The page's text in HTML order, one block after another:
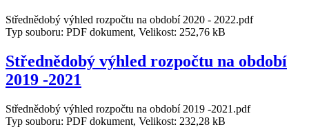
Střednědobý výhled rozpočtu na období 2020 - 2022.pdf
Typ souboru: PDF dokument, Velikost: 252,76 kB
Střednědobý výhled rozpočtu na období
2019 -2021
Střednědobý výhled rozpočtu na období 2019 -2021.pdf
Typ souboru: PDF dokument, Velikost: 232,28 kB